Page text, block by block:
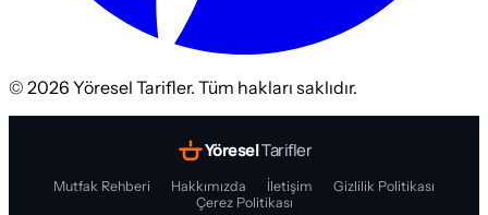
© 2026 Yöresel Tarifler. Tüm hakları saklıdır.
YöreselTarifler
Mutfak Rehberi Hakkımızda İletişim
Gizlilik Politikası
Çerez Politikası